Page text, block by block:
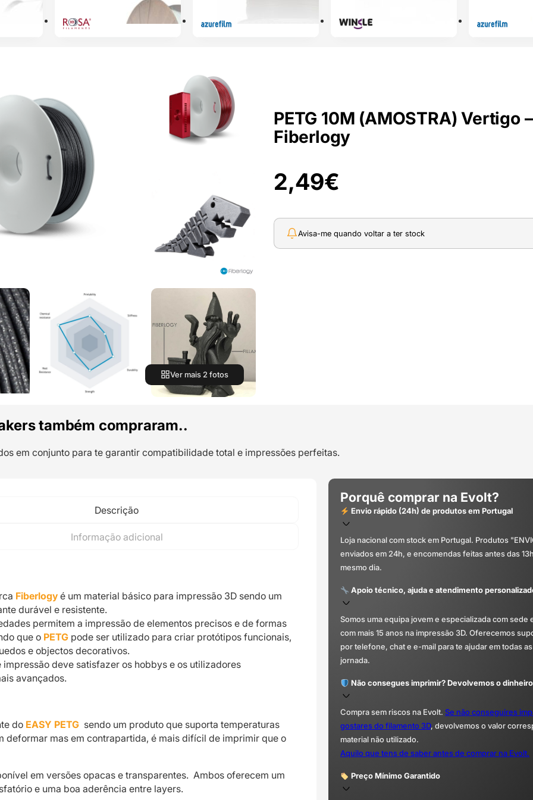
PETG 10M (AMOSTRA) Vertigo –
Fiberlogy
2,49€
Avisa-me quando voltar a ter stock
Ver mais 2 fotos
também compraram..
em conjunto para te garantir compatibilidade total e impressões perfeitas.
Descrição
Informação adicional
Fiberlogy é um material básico para impressão 3D sendo um
durável e resistente.
permitem a impressão de elementos precisos e de formas
que o PETG pode ser utilizado para criar protótipos funcionais,
e objectos decorativos.
deve satisfazer os hobbys e os utilizadores
avançados.
do EASY PETG sendo um produto que suporta temperaturas
deformar mas em contrapartida, é mais difícil de imprimir que o
em versões opacas e transparentes. Ambos oferecem um
e uma boa aderência entre layers.
Porquê comprar na Evolt?
Envio rápido (24h) de produtos em Portugal
Loja nacional com stock em Portugal. Produtos
enviados em 24h, e encomendas feitas antes das
mesmo dia.
Apoio técnico, ajuda e atendimento
Somos uma equipa jovem e especializada com sede
com mais 15 anos na impressão 3D. Oferecemos
por telefone, chat e e-mail para te ajudar em todas
jornada.
Não consegues imprimir? Devolvemos o
Compra sem riscos na Evolt. Se não conseguires
gostares do filamento 3D, devolvemos o valor
material não utilizado.
Aquilo que tens de saber antes de comprar na Evolt.
Preço Mínimo Garantido